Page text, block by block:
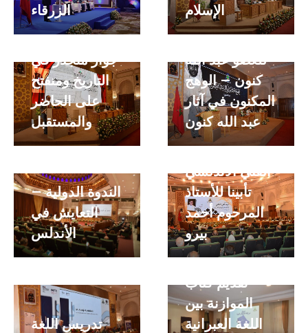
الزرقاء
الإسلام
المغرب وإسبانيا
جوار متجذر في
التاريخ ومنفتح
على الحاضر
والمستقبل
الندوة التكريمية
للعضو عبد الله
كنون – الوهج
المكنون في آثار
عبد الله كنون
الندوة الدولية –
التعايش في
الأندلس
اليوم الدراسي
حول الرصيد
الفني الأندلسي
تأبينا للأستاذ
المرحوم أحمد
بيرو
تدريس اللغة
تقديم كتاب
الموازنة بين
اللغة العبرانية